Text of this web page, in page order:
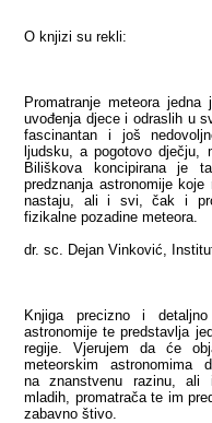
O knjizi su rekli:
Promatranje meteora
uvođenja djece i odraslih u
fascinantan i još
ljudsku, a pogotovo dječju,
Biliškova koncipirana je
predznanja astronomije
nastaju, ali i svi, čak i
fizikalne pozadine meteora.
dr. sc. Dejan Vinković,
Knjiga precizno i
astronomije te predstavlja
regije. Vjerujem da će
meteorskim astronomima
na znanstvenu razinu, ali
mladih, promatrača te im
zabavno štivo.